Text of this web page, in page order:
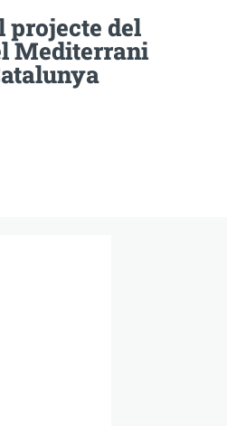
projecte del
Mediterrani